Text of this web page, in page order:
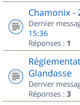
Chamonix -
Dernier
15:36
Réponses : 1
Glandasse
Dernier
Réponses : 3